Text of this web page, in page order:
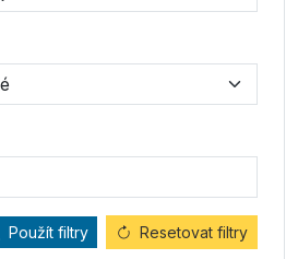
Použít filtry Resetovat filtry